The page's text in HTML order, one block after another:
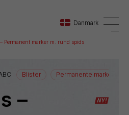
Danmark
– Permanent marker m. rund spids
Blister Permanente markere
–